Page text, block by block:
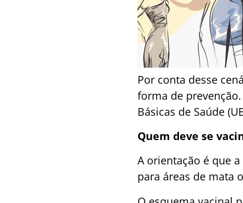
Por conta desse
forma de
Básicas de Saúde
Quem deve se
A orientação é que
para áreas de mata